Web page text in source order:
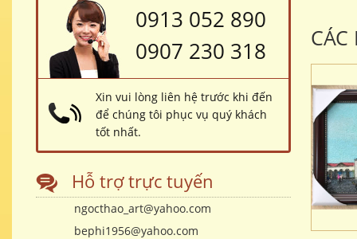
0913 052 890
0907 230 318
Xin vui lòng liên hệ trước khi đến
để chúng tôi phục vụ quý khách
tốt nhất.
Hỗ trợ trực tuyến
ngocthao_art@yahoo.com
bephi1956@yahoo.com